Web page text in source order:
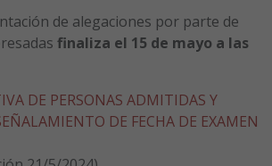
de alegaciones por parte de
finaliza el 15 de mayo a las
DE PERSONAS ADMITIDAS Y
DE FECHA DE EXAMEN